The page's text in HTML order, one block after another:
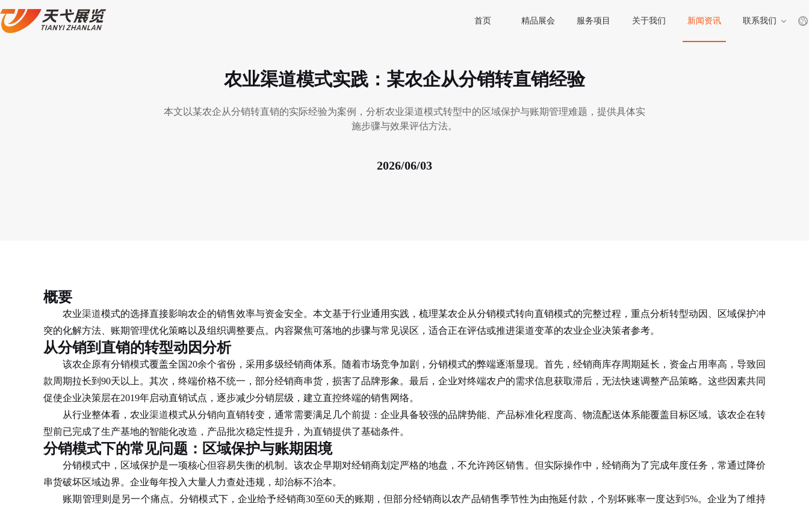
首页 精品展会 服务项目 关于我们 新闻资讯 联系我们
农业渠道模式实践：某农企从分销转直销经验
本文以某农企从分销转直销的实际经验为案例，分析农业渠道模式转型中的区域保护与账期管理难题，提供具体实
施步骤与效果评估方法。
2026/06/03
概要
农业渠道模式的选择直接影响农企的销售效率与资金安全。本文基于行业通用实践，梳理某农企从分销模式转向直销模式的完整过程，重点分析转型动因、区域保护冲
突的化解方法、账期管理优化策略以及组织调整要点。内容聚焦可落地的步骤与常见误区，适合正在评估或推进渠道变革的农业企业决策者参考。
从分销到直销的转型动因分析
该农企原有分销模式覆盖全国20余个省份，采用多级经销商体系。随着市场竞争加剧，分销模式的弊端逐渐显现。首先，经销商库存周期延长，资金占用率高，导致回
款周期拉长到90天以上。其次，终端价格不统一，部分经销商串货，损害了品牌形象。最后，企业对终端农户的需求信息获取滞后，无法快速调整产品策略。这些因素共同
促使企业决策层在2019年启动直销试点，逐步减少分销层级，建立直控终端的销售网络。
从行业整体看，农业渠道模式从分销向直销转变，通常需要满足几个前提：企业具备较强的品牌势能、产品标准化程度高、物流配送体系能覆盖目标区域。该农企在转
型前已完成了生产基地的智能化改造，产品批次稳定性提升，为直销提供了基础条件。
分销模式下的常见问题：区域保护与账期困境
分销模式中，区域保护是一项核心但容易失衡的机制。该农企早期对经销商划定严格的地盘，不允许跨区销售。但实际操作中，经销商为了完成年度任务，常通过降价
串货破坏区域边界。企业每年投入大量人力查处违规，却治标不治本。
账期管理则是另一个痛点。分销模式下，企业给予经销商30至60天的账期，但部分经销商以农产品销售季节性为由拖延付款，个别坏账率一度达到5%。企业为了维持